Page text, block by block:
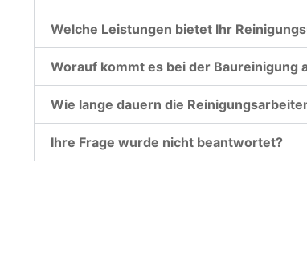
Welche Leistungen bietet Ihr
Worauf kommt es bei der Baureinigung
Wie lange dauern die
Ihre Frage wurde nicht beantwortet?